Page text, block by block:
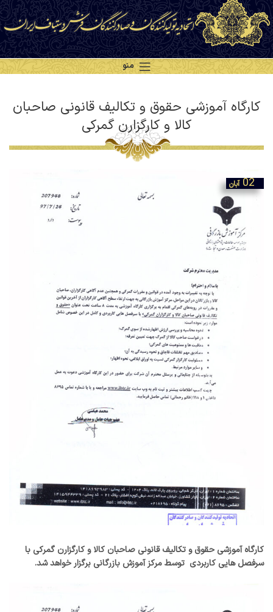
منو
کارگاه آموزشی حقوق و تکالیف قانونی صاحبان
کالا و کارگزارن گمرکی
02 آبان
کارگاه آموزشی حقوق و تکالیف قانونی صاحبان کالا و کارگزارن گمرکی با
سرفصل هایی کاربردی توسط مرکز آموزش بازرگانی برگزار خواهد شد.